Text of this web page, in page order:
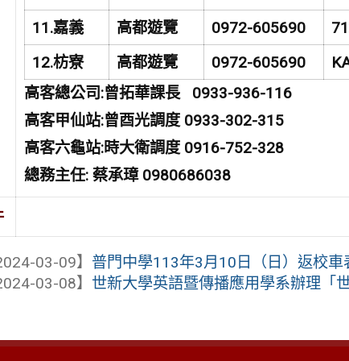
11.嘉義 高都遊覽 0972-605690
12.枋寮 高都遊覽 0972-605690
高客總公司:曾拓華課長 0933-936-116
高客甲仙站:曾酉光調度 0933-302-315
高客六龜站:時大衛調度 0916-752-328
總務主任: 蔡承璋 0980686038
03-09】 普門中學113年3月10日（日）返校車
03-08】 世新大學英語暨傳播應用學系辦理「